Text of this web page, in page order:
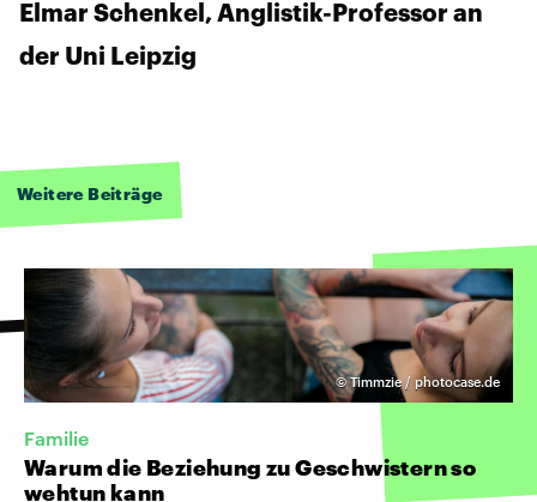
Elmar Schenkel, Anglistik-Professor an
der Uni Leipzig
Weitere Beiträge
©Timmzie / photocase.de
Familie
Warum die Beziehung zu Geschwistern so
wehtun kann